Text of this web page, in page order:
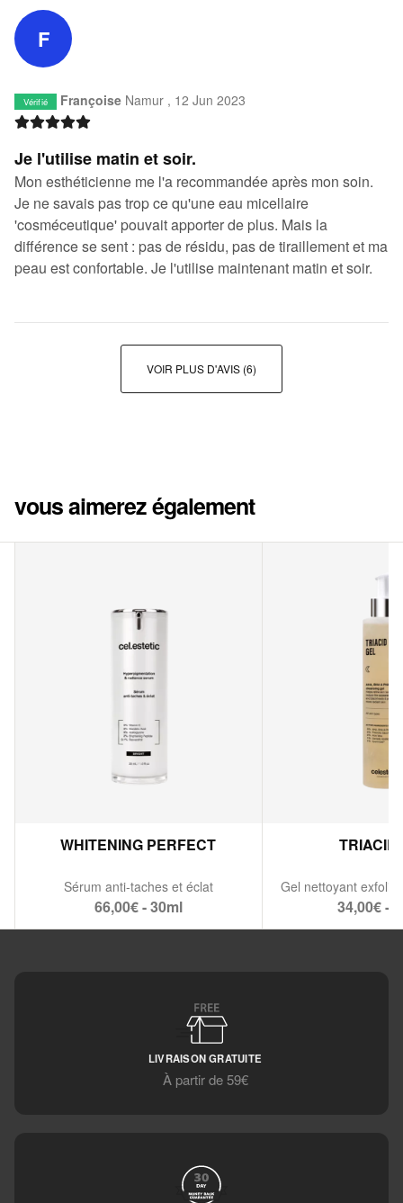
F
Vérifié FrançoiseNamur , 12 Jun 2023
Je l'utilise matin et soir.
Mon esthéticienne me l'a recommandée après mon soin.
Je ne savais pas trop ce qu'une eau micellaire
'cosméceutique' pouvait apporter de plus. Mais la
différence se sent : pas de résidu, pas de tiraillement et ma
peau est confortable. Je l'utilise maintenant matin et soir.
VOIR PLUS D'AVIS (6)
vous aimerez également
WHITENING PERFECT
Sérum anti-taches et éclat
66,00€ - 30ml
TRIACID
34,00€ -
LIVRAISON GRATUITE
À partir de 59€